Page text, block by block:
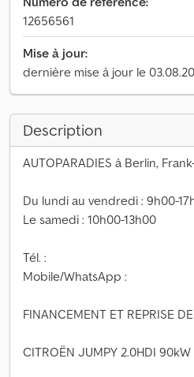
12656561
Mise à jour:
dernière mise à jour le
Description
AUTOPARADIES à Berlin,
Du lundi au vendredi : 9h00-
Le samedi : 10h00-13h00
Tél. :
Mobile/WhatsApp :
FINANCEMENT ET REPRISE
CITROËN JUMPY 2.0HDI